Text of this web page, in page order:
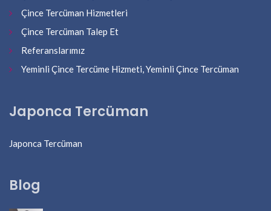
Çince Tercüman Hizmetleri
Çince Tercüman Talep Et
Referanslarımız
Yeminli Çince Tercüme Hizmeti, Yeminli Çince Tercüman
Japonca Tercüman
Japonca Tercüman
Blog